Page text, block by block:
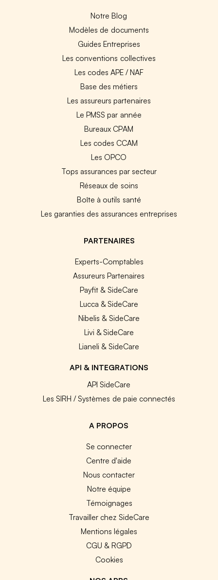
Notre Blog
Modèles de documents
Guides Entreprises
Les conventions collectives
Les codes APE / NAF
Base des métiers
Les assureurs partenaires
Le PMSS par année
Bureaux CPAM
Les codes CCAM
Les OPCO
Tops assurances par secteur
Réseaux de soins
Boîte à outils santé
Les garanties des assurances entreprises
PARTENAIRES
Experts-Comptables
Assureurs Partenaires
Payfit & SideCare
Lucca & SideCare
Nibelis & SideCare
Livi & SideCare
Lianeli & SideCare
API & INTEGRATIONS
API SideCare
Les SIRH / Systèmes de paie connectés
A PROPOS
Se connecter
Centre d'aide
Nous contacter
Notre équipe
Témoignages
Travailler chez SideCare
Mentions légales
CGU & RGPD
Cookies